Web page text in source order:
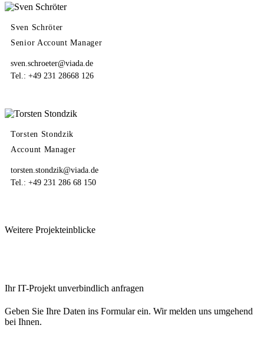
Sven Schröter
Senior Account Manager
sven.schroeter@viada.de
Tel.: +49 231 28668 126
Torsten Stondzik
Account Manager
torsten.stondzik@viada.de
Tel.: +49 231 286 68 150
Weitere Projekteinblicke
Ihr IT-Projekt unverbindlich anfragen
Geben Sie Ihre Daten ins Formular ein. Wir melden uns umgehend
bei Ihnen.